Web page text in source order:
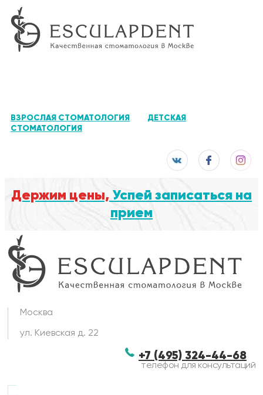
ВЗРОСЛАЯ СТОМАТОЛОГИЯ
ДЕТСКАЯ
СТОМАТОЛОГИЯ
Держим цены, Успей записаться на
прием
Москва
ул. Киевская д. 22
+7 (495) 324-44-68
телефон для консультаций